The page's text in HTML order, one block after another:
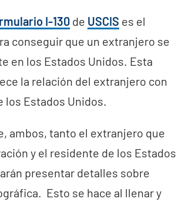
I-130 de USCIS es el
conseguir que un extranjero se
en los Estados Unidos. Esta
la relación del extranjero con
los Estados Unidos.
ambos, tanto el extranjero que
y el residente de los Estados
presentar detalles sobre
Esto se hace al llenar y